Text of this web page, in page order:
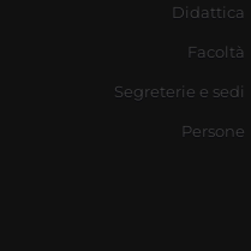
Didattica
Facoltà
Segreterie e sedi
Persone